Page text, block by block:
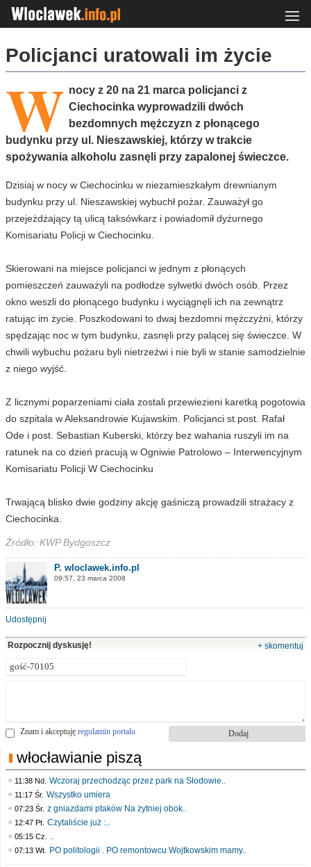
Policjanci uratowali im życie
W nocy z 20 na 21 marca policjanci z
Ciechocinka wyprowadzili dwóch
bezdomnych mężczyzn z płonącego
budynku przy ul. Nieszawskiej, którzy w trakcie
spożywania alkoholu zasnęli przy zapalonej świeczce.
Dzisiaj w nocy w Ciechocinku w niezamieszkałym drewnianym
budynku przy ul. Nieszawskiej wybuchł pożar. Zauważył go
przejeżdżający tą ulicą taksówkarz i powiadomił dyżurnego
Komisariatu Policji w Ciechocinku.
Skierowani na miejsce policjanci w jednym z płonących
pomieszczeń zauważyli na podłodze sylwetki dwóch osób. Przez
okno weszli do płonącego budynku i wyciągnęli ich na zewnątrz
ratując im życie. Poszkodowani to dwaj bezdomni mężczyźni, którzy
spędzając noc w tym budynku, zasnęli przy palącej się świeczce. W
chwili wybuchu pożaru byli nietrzeźwi i nie byli w stanie samodzielnie
z niego wyjść.
Z licznymi poparzeniami ciała zostali przewiezieni karetką pogotowia
do szpitala w Aleksandrowie Kujawskim. Policjanci st.post. Rafał
Ode i post. Sebastian Kuberski, którzy bez wahania ruszyli im na
ratunek na co dzień pracują w Ogniwie Patrolowo – Interwencyjnym
Komisariatu Policji W Ciechocinku
Trwającą blisko dwie godziny akcję gaśniczą prowadzili strażacy z
Ciechocinka.
Źródło: KWP Bydgoszcz
P. wloclawek.info.pl
09:57, 23 marca 2008
Udostępnij
Rozpocznij dyskusję! + skomentuj
Znam i akceptuję regulamin portalu
włocławianie piszą
11:38 Nd. Wczoraj przechodząc przez park na Słodowie..
11:17 Śr. Wszystko umiera
07:23 Śr. z gniazdami ptaków Na żytniej obok..
12:47 Pt. Czytaliście już :..
05:15 Cz. ..
07:13 Wt. PO politologii . PO remontowcu Wojtkowskim mamy..